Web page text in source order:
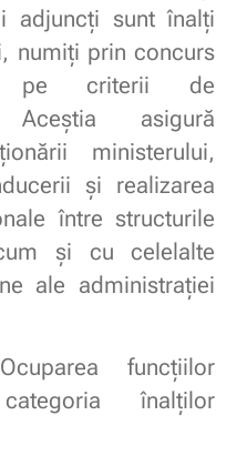
adjuncți sunt înalți
numiți prin concurs
pe criterii de
Aceștia asigură
ministerului,
și realizarea
între structurile
și cu celelalte
ale administrației
funcțiilor
înalților